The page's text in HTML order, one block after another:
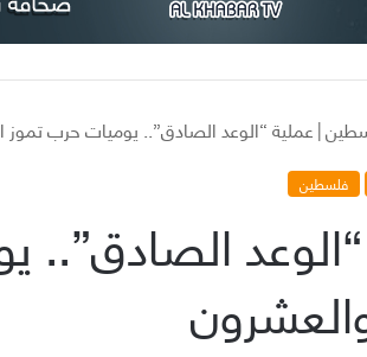
|عملية “الوعد الصادق”.. يوميات حرب تموز
فلسطين
الصادق”..